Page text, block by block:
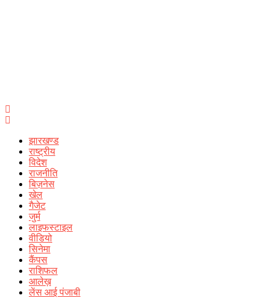
झारखण्ड
राष्ट्रीय
विदेश
राजनीति
बिज़नेस
खेल
गैजेट
जुर्म
लाइफस्टाइल
वीडियो
सिनेमा
कैंपस
राशिफल
आलेख़
लेंस आई पंजाबी